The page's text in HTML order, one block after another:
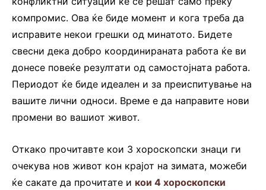
компромис. Ова ќе биде момент и кога треба да
исправите некои грешки од минатото. Бидете
свесни дека добро координираната работа ќе ви
донесе повеќе резултати од самостојната работа.
Периодот ќе биде идеален и за преиспитување на
вашите лични односи. Време е да направите нови
промени во вашиот живот.
Откако прочитавте кои 3 хороскопски знаци ги
очекува нов живот кон крајот на зимата, можеби
ќе сакате да прочитате и кои 4 хороскопски